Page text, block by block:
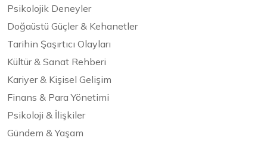
Psikolojik Deneyler
Doğaüstü Güçler & Kehanetler
Tarihin Şaşırtıcı Olayları
Kültür & Sanat Rehberi
Kariyer & Kişisel Gelişim
Finans & Para Yönetimi
Psikoloji & İlişkiler
Gündem & Yaşam